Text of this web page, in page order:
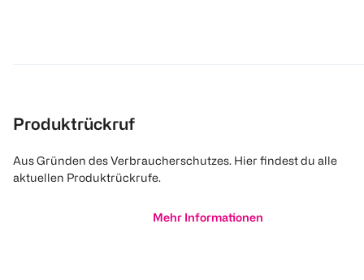
Produktrückruf
Aus Gründen des Verbraucherschutzes. Hier findest du alle
aktuellen Produktrückrufe.
Mehr Informationen